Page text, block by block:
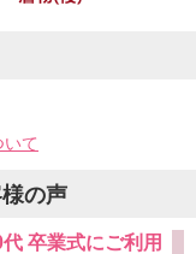
て
の声
卒業式にご利用